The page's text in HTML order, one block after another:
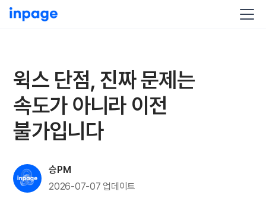
윅스 단점, 진짜 문제는
속도가 아니라 이전
불가입니다
승PM
2026-07-07 업데이트